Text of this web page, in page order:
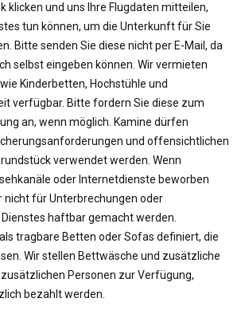
klicken und uns Ihre Flugdaten mitteilen,
tun können, um die Unterkunft für Sie
Bitte senden Sie diese nicht per E-Mail, da
selbst eingeben können. Wir vermieten
Kinderbetten, Hochstühle und
verfügbar. Bitte fordern Sie diese zum
an, wenn möglich. Kamine dürfen
und offensichtlichen
verwendet werden. Wenn
oder Internetdienste beworben
nicht für Unterbrechungen oder
haftbar gemacht werden.
tragbare Betten oder Sofas definiert, die
Wir stellen Bettwäsche und zusätzliche
Personen zur Verfügung,
bezahlt werden.